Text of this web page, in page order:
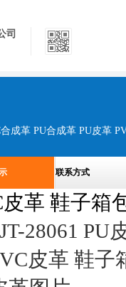
司
成革 PU合成革 PU皮革
联系方式
皮革 鞋子箱